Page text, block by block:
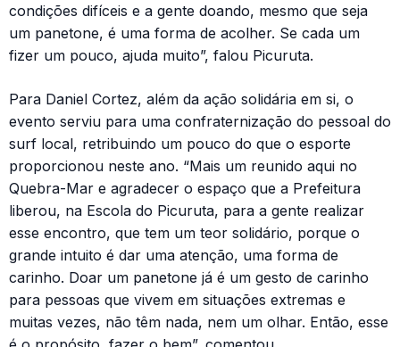
condições difíceis e a gente doando, mesmo que seja
um panetone, é uma forma de acolher. Se cada um
fizer um pouco, ajuda muito”, falou Picuruta.
Para Daniel Cortez, além da ação solidária em si, o
evento serviu para uma confraternização do pessoal do
surf local, retribuindo um pouco do que o esporte
proporcionou neste ano. “Mais um reunido aqui no
Quebra-Mar e agradecer o espaço que a Prefeitura
liberou, na Escola do Picuruta, para a gente realizar
esse encontro, que tem um teor solidário, porque o
grande intuito é dar uma atenção, uma forma de
carinho. Doar um panetone já é um gesto de carinho
para pessoas que vivem em situações extremas e
muitas vezes, não têm nada, nem um olhar. Então, esse